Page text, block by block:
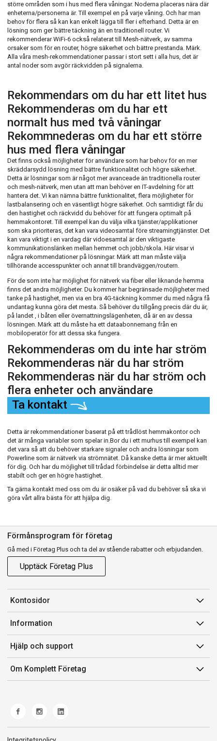
större områden som i hus med flera våningar. Noderna placeras nära där
enheterna/personerna är. Till exempel en på varje våning. Och har man
behov för flera så kan kan enkelt lägga till fler i efterhand. Detta är en
lösning som ger bättre täckning än en traditionell router. Vi
rekommenderar WiFi-6 också relaterat till Mesh-nätverk, av samma
orsaker som för en router, högre säkerhet och bättre prestanda. Märk.
Alla våra mesh-rekommendationer passar i stort sett i alla hus, det är
antal noder som avgör räckvidden på signalerna.
Rekommendars om du har ett litet hus
Rekommenderas om du har ett
normalt hus med två våningar
Rekommnederas om du har ett större
hus med flera våningar
Det finns också möjligheter för användare som har behov för en mer
skräddarsydd lösning med bättre funktionalitet och högre säkerhet.
Detta är lösningar som är något mer avanceade än traditionella router
och mesh-nätverk, men utan att man behöver en IT-avdelning för att
hantera det. Vi kan nämna bättre funktionalitet, flera möjligheter för
lastbalansering och en väsentligt högre säkerhet. Och samtidigt får du
den hastighet och räckvidd du behöver för att fungera optimalt på
hemmakontoret. Till exempel kan du välja vilka tjänster/applikationer
som ska prioriteras, det kan vara videosamtal före streamingtjänster. Det
kan vara viktigt i en vardag där vidoesamtal är den viktigaste
kommunikationslänken mellan hemmet och jobb/skola. Här visar vi
några rekommendationer på lösningar. Märk att man måste välja
tillhörande accesspunkter och annat till brandväggen/routern.
För de som inte har möjlighet för nätverk via fiber eller liknande hemma
finns det andra möjligheter. Du kommer har begränsade möjligheter med
tanke på hastighet, men via en bra 4G-täckning kommer du med några få
undantag kunna göra det mesta. Så behöver du tillgång precis där du är,
på landet , i båten eller övernattningslägenheten, då är en av dessa
lösningen. Märk att du måste ha ett dataabonnemang från en
mobiloperatör för att dessa ska fungera.
Rekommenderas om du inte har ström
Rekommenderas när du har ström
Rekommenderas när du har ström och
flera enheter och användare
Ta kontakt
Detta är rekommendationer baserat på ett trådlöst hemmakontor och
det är många variabler som spelar in.Bor du i ett murhus till exempel kan
det vara så att du behöver starkare signaler och andra lösningar som
Powerline som är nätverk via strömnätet. Då kanske detta är mer aktuellt
för dig. Och har du möjlighet till trådad förbindelse är detta alltid mer
stabilt och ger en högre hastighet.
Ta gärna kontakt med oss om du är osäker på vad du behöver så ska vi
göra vårt allra bästa för att hjälpa dig.
Förmånsprogram för företag
Gå med i Företag Plus och ta del av stående rabatter och erbjudanden.
Upptäck Företag Plus
Kontosidor
Mina sidor
Orderhistorik
Fakturor & Kvitton
Inköpslistor
Information
Försäljningsvillkor
Villkor för Komplett Företag Plus
Felsökning & guider
Hjälp och support
Kontakta oss
Kundservice
Frakt och leverans
Om Komplett Företag